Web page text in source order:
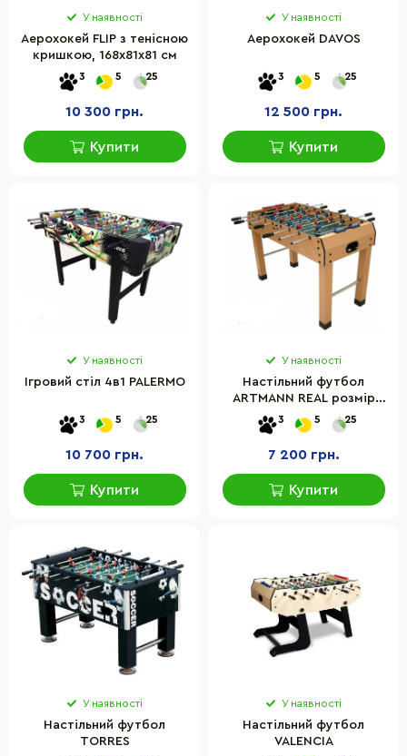
У наявності
Аерохокей FLIP з тенісною
кришкою, 168х81х81 см
3 5 25
10 300 грн.
Купити
У наявності
Аерохокей DAVOS
3 5 25
12 500 грн.
Купити
У наявності
Ігровий стіл 4в1 PALERMO
3 5 25
10 700 грн.
Купити
У наявності
Настільний футбол
ARTMANN REAL розмір
стола 121,5х61х81 см,
матеріал МДФ
3 5 25
7 200 грн.
Купити
У наявності
Настільний футбол
TORRES
У наявності
Настільний футбол
VALENCIA